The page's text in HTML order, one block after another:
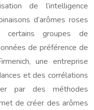
de l’intelligence
d’arômes roses
certains groupes de
de préférence de
une entreprise
et des corrélations
par des méthodes
de créer des arômes